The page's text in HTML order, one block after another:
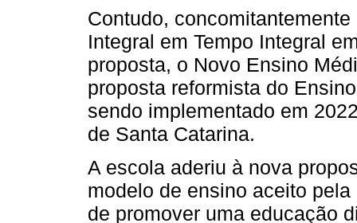
Contudo,
Integral em Tempo Integral
proposta, o Novo Ensino
proposta reformista do
sendo implementado em
de Santa Catarina.
A escola aderiu à nova
modelo de ensino aceito
de promover uma educação